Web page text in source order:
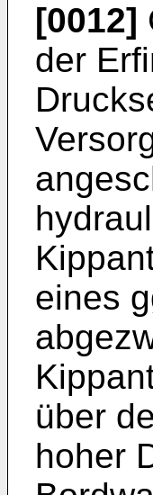
[0012]
der
eines
über
hoher